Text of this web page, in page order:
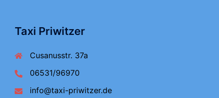
Taxi Priwitzer
Cusanusstr. 37a
06531/96970
info@taxi-priwitzer.de